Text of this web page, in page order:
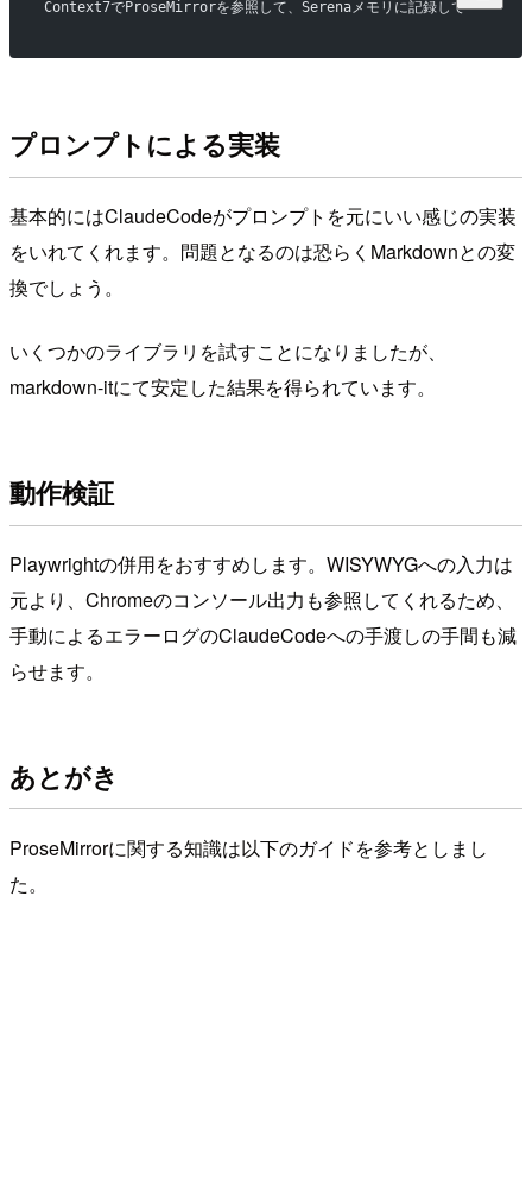
Context7でProseMirrorを参照して、Serenaメモリに記録して
プロンプトによる実装
基本的にはClaudeCodeがプロンプトを元にいい感じの実装
をいれてくれます。問題となるのは恐らくMarkdownとの変
換でしょう。
いくつかのライブラリを試すことになりましたが、
markdown-itにて安定した結果を得られています。
動作検証
Playwrightの併用をおすすめします。WISYWYGへの入力は
元より、Chromeのコンソール出力も参照してくれるため、
手動によるエラーログのClaudeCodeへの手渡しの手間も減
らせます。
あとがき
ProseMirrorに関する知識は以下のガイドを参考としまし
た。